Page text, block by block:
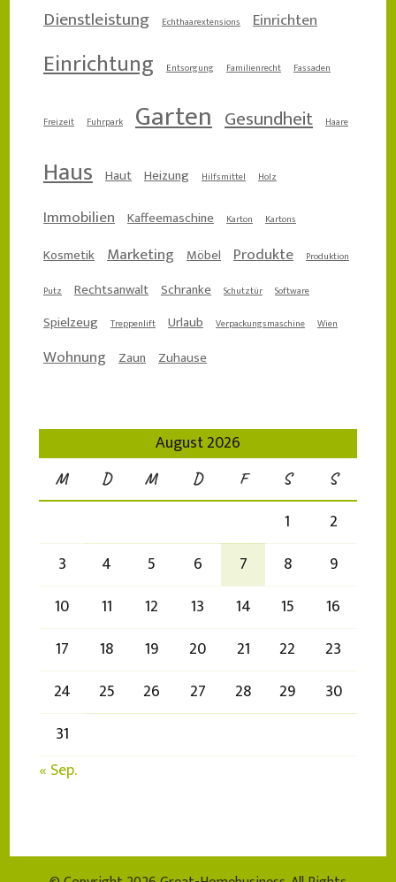
Dienstleistung Echthaarextensions Einrichten
Einrichtung Entsorgung Familienrecht Fassaden
Freizeit Fuhrpark Garten Gesundheit Haare
Haus Haut Heizung Hilfsmittel Holz
Immobilien Kaffeemaschine Karton Kartons
Kosmetik Marketing Möbel Produkte Produktion
Putz Rechtsanwalt Schranke Schutztür Software
Spielzeug Treppenlift Urlaub Verpackungsmaschine Wien
Wohnung Zaun Zuhause
August 2026
M D M D F S S
1
2
3
4 5 6 7 8
9
10
11 12 13 14 15
16
17
18 19 20 21 22
23
24
25 26 27 28 29
30
31
« Sep.